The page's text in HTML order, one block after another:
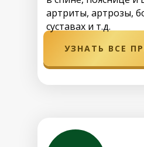
УЗНАТЬ ВСЕ
артриты, артрозы,
суставах и т.д.